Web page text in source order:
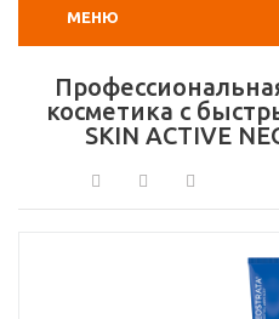
МЕНЮ
косметика с
SKIN ACTIVE